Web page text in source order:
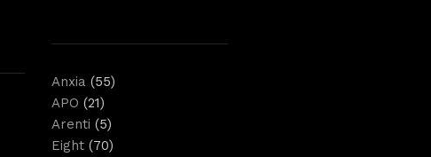
Anxia (55)
APO (21)
Arenti (5)
Eight (70)